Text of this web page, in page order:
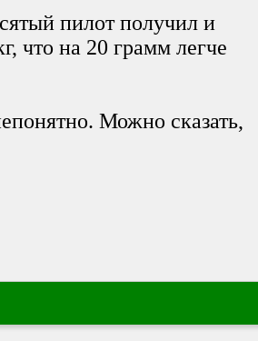
пилот получил и
что на 20 грамм легче
Можно сказать,